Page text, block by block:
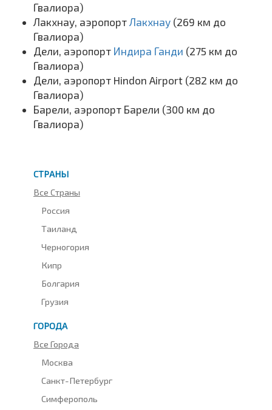
Гвалиора)
Лакхнау, аэропорт Лакхнау (269 км до
Гвалиора)
Дели, аэропорт Индира Ганди (275 км до
Гвалиора)
Дели, аэропорт Hindon Airport (282 км до
Гвалиора)
Барели, аэропорт Барели (300 км до
Гвалиора)
СТРАНЫ
Все Страны
Россия
Таиланд
Черногория
Кипр
Болгария
Грузия
ГОРОДА
Все Города
Москва
Санкт-Петербург
Симферополь